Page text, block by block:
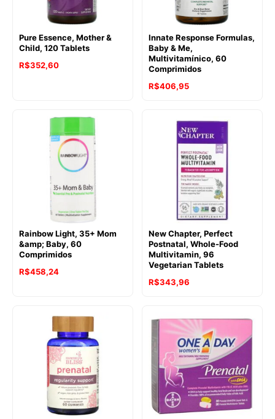
Pure Essence, Mother &
Child, 120 Tablets
R$352,60
Innate Response Formulas,
Baby & Me,
Multivitamínico, 60
Comprimidos
R$406,95
Rainbow Light, 35+ Mom
&amp; Baby, 60
Comprimidos
R$458,24
New Chapter, Perfect
Postnatal, Whole-Food
Multivitamin, 96
Vegetarian Tablets
R$343,96